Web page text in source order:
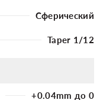
Сферический
Taper 1/12
+0.04mm до 0